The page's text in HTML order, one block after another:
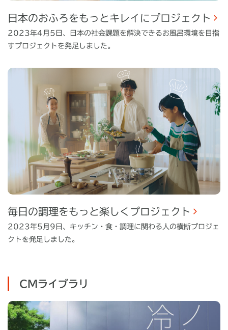
日本のおふろをもっとキレイにプロジェクト
2023年4月5日、日本の社会課題を解決できるお風呂環境を目指
すプロジェクトを発足しました。
毎日の調理をもっと楽しくプロジェクト
2023年5月9日、キッチン・食・調理に関わる人の横断プロジェ
クトを発足しました。
CMライブラリ